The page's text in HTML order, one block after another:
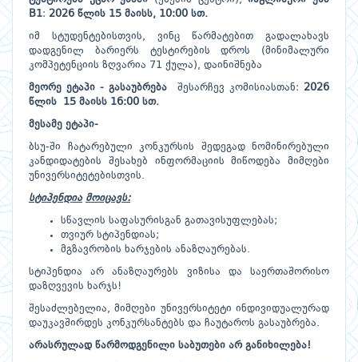
B1: 2026 წლის 15 მაისს, 10:00 სთ.
იმ სტუდენტებისთვის, ვინც წარმატებით გადალახავს
დადგენილ ბარიერს ტესტირების დროს (მინიმალური
კომპეტენციის ზღვარია 71 ქულა), დაინიშნება
მეორე ეტაპი-გასაუბრება შესარჩევ კომისიასთან: 2026
წლის
15 მაისს 16:00 სთ.
მესამე ეტაპი-
ბსუ-ში ჩატარებული კონკურსის შედეგად ნომინირებული
კანდიდატების შესახებ ინფორმაციის მიწოდება მიმღები
უნივერსიტეტებისთვის.
სტიპენდია მოიცავს:
სწავლის საფასურისგან გათავისუფლებას;
თვიურ სტიპენდიას;
მგზავრობის ხარჯების ანაზღაურებას.
სტიპენდია არ ანაზღაურებს ვიზისა და საერთაშორისო
დაზღვევის ხარჯს!
შესაძლებელია, მიმღები უნივერსიტეტი ინდივიდუალურად
დაუკავშირდეს კონკურსანტებს და ჩაუტაროს გასაუბრება.
არასრულად წარმოდგენილი საბუთები არ განიხილება!